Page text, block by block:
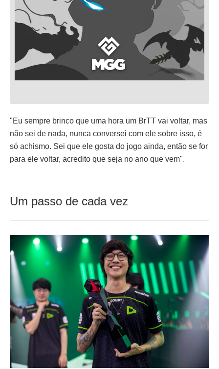
"Eu sempre brinco que uma hora um BrTT vai voltar, mas
não sei de nada, nunca conversei com ele sobre isso, é
só achismo. Sei que ele gosta do jogo ainda, então se for
para ele voltar, acredito que seja no ano que vem".
Um passo de cada vez